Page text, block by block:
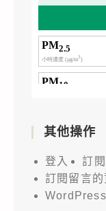
其他操作
登入
訂
訂閱留言